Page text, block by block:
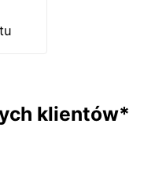
klientów*